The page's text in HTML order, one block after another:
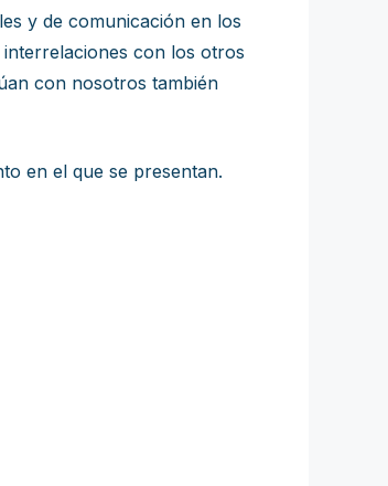
y de comunicación en los
interrelaciones con los otros
con nosotros también
en el que se presentan.